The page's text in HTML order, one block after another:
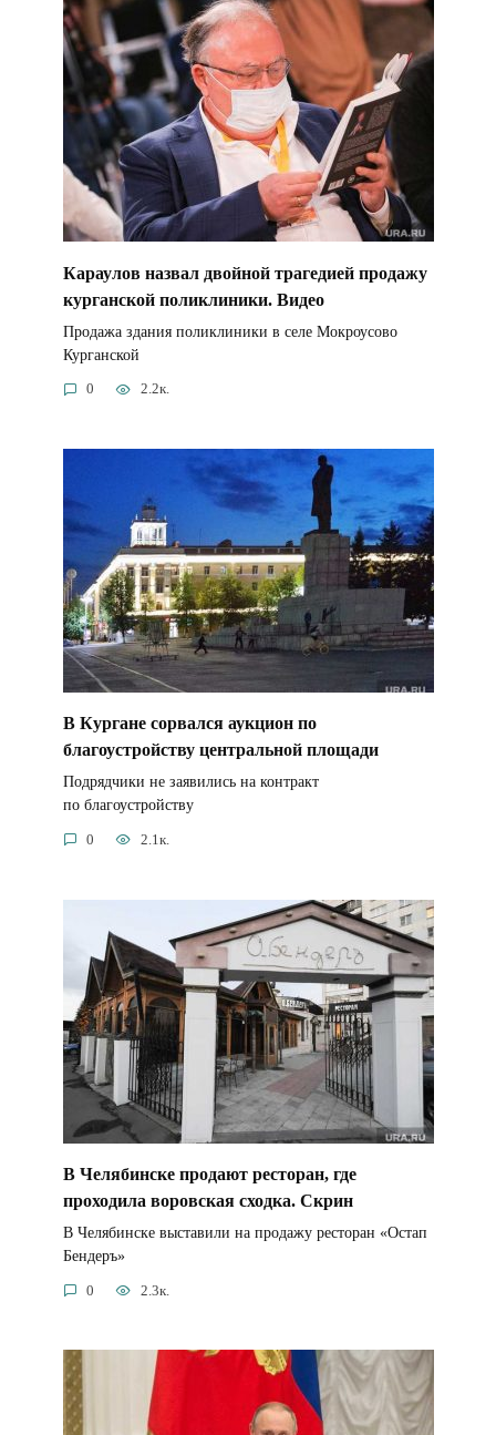
Караулов назвал двойной трагедией продажу
курганской поликлиники. Видео
Продажа здания поликлиники в селе Мокроусово
Курганской
0 2.2к.
В Кургане сорвался аукцион по
благоустройству центральной площади
Подрядчики не заявились на контракт
по благоустройству
0 2.1к.
В Челябинске продают ресторан, где
проходила воровская сходка. Скрин
В Челябинске выставили на продажу ресторан «Остап
Бендеръ»
0 2.3к.